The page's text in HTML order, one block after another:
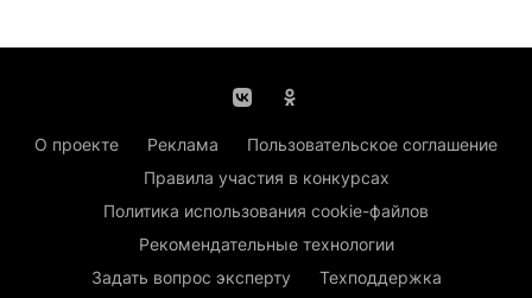
О проекте Реклама
Пользовательское соглашение
Правила участия в конкурсах
Политика использования cookie-файлов
Рекомендательные технологии
Задать вопрос эксперту
Техподдержка